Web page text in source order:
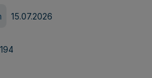
15.07.2026
194